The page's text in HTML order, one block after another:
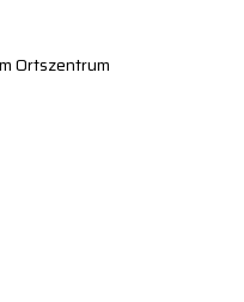
Ortszentrum